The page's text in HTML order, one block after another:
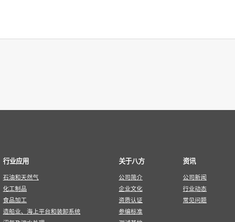
行业应用
石油和天然气
化工制品
食品加工
造船业、海上平台和装卸系统
关于八方
公司简介
企业文化
资质认证
参编标准
资讯
公司新闻
行业动态
常见问题